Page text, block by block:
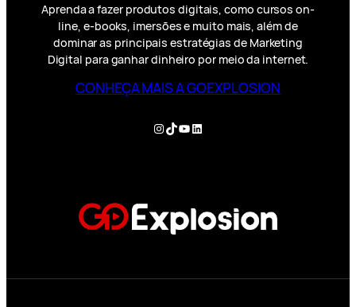
Aprenda a fazer produtos digitais, como cursos on-
line, e-books, imersões e muito mais, além de
dominar as principais estratégias de Marketing
Digital para ganhar dinheiro por meio da internet.
CONHEÇA MAIS A GOEXPLOSION
Instagram
TikTok
YouTube
LinkedIn